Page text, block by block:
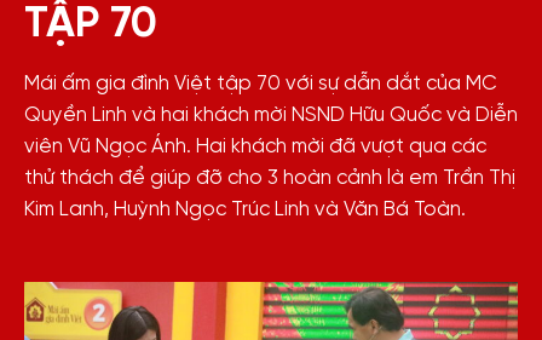
TẬP 70
Mái ấm gia đình Việt tập 70 với sự dẫn dắt của MC
Quyền Linh và hai khách mời NSND Hữu Quốc và Diễn
viên Vũ Ngọc Ánh. Hai khách mời đã vượt qua các
thử thách để giúp đỡ cho 3 hoàn cảnh là em Trần Thị
Kim Lanh, Huỳnh Ngọc Trúc Linh và Văn Bá Toàn.